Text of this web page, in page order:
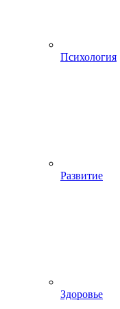
Психология
Развитие
Здоровье